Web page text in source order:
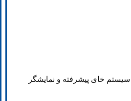
خای پیشرفته و نمایشگر